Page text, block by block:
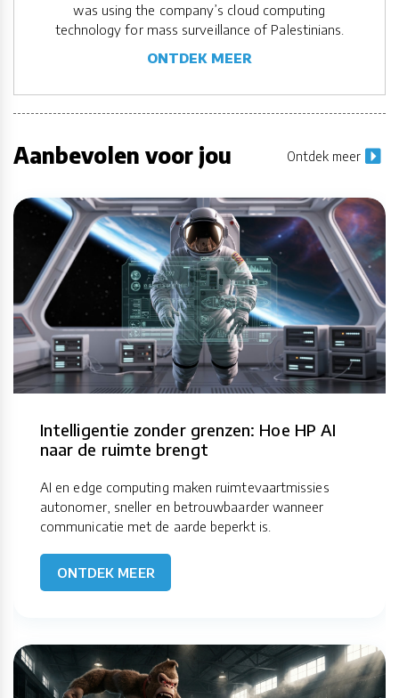
was using the company’s cloud computing
technology for mass surveillance of Palestinians.
ONTDEK MEER
Aanbevolen voor jou Ontdek meer
Intelligentie zonder grenzen: Hoe HP AI
naar de ruimte brengt
AI en edge computing maken ruimtevaartmissies
autonomer, sneller en betrouwbaarder wanneer
communicatie met de aarde beperkt is.
ONTDEK MEER